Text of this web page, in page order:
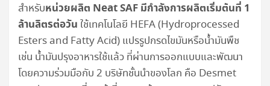
สำหรับหน่วยผลิต Neat SAF มีกำลังการผลิตเริ่มต้นที่ 1
ล้านลิตรต่อวัน ใช้เทคโนโลยี HEFA (Hydroprocessed
Esters and Fatty Acid) แปรรูปกรดไขมันหรือน้ำมันพืช
เช่น น้ำมันปรุงอาหารใช้แล้ว ที่ผ่านการออกแบบและพัฒนา
โดยความร่วมมือกับ 2 บริษัทชั้นนำของโลก คือ Desmet